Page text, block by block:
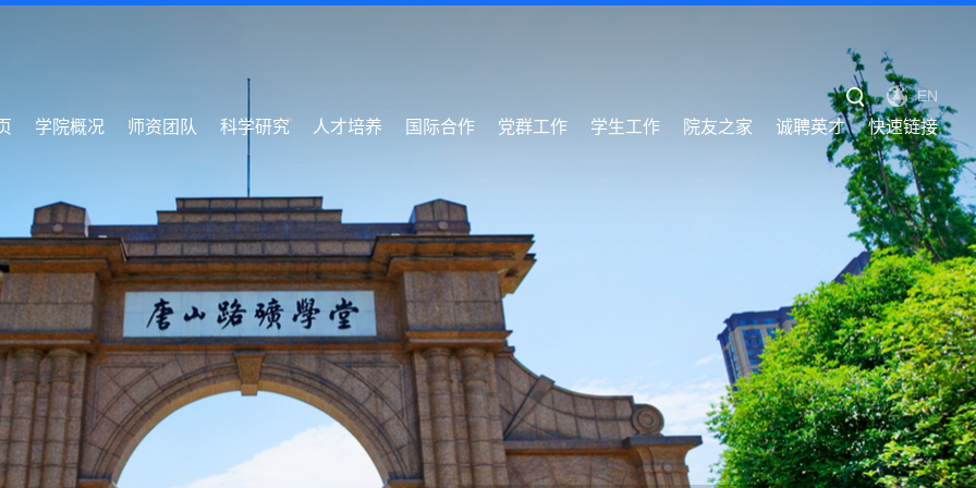
EN
学院概况 师资团队 科学研究 人才培养 国际合作 党群工作 学生工作 院友之家 诚聘英才 快速链接